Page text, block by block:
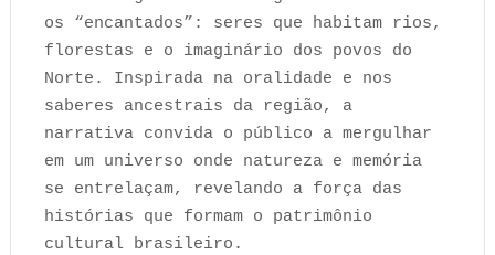
os “encantados”: seres que habitam rios,
florestas e o imaginário dos povos do
Norte. Inspirada na oralidade e nos
saberes ancestrais da região, a
narrativa convida o público a mergulhar
em um universo onde natureza e memória
se entrelaçam, revelando a força das
histórias que formam o patrimônio
cultural brasileiro.